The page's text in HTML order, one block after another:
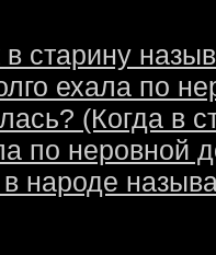
в старину
ехала по
(Когда в
по неровной
в народе